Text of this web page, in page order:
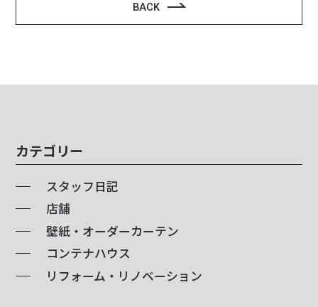
BACK
カテゴリー
スタッフ日記
店舗
壁紙・オーダーカーテン
コンテナハウス
リフォーム・リノベーション